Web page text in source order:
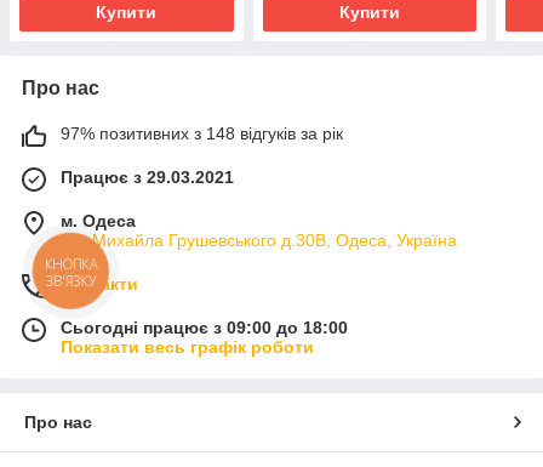
Купити Купити
Про нас
97% позитивних з 148 відгуків за рік
Працює з 29.03.2021
м. Одеса
вул.Михайла Грушевського д.30В, Одеса, Україна
Контакти
Сьогодні працює з 09:00 до 18:00
Показати весь графік роботи
Про нас
КНОПКА
ЗВ'ЯЗКУ